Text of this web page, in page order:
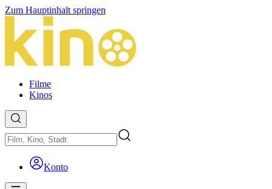
Zum Hauptinhalt springen
Filme
Kinos
Konto